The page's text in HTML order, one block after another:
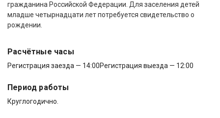
гражданина Российской Федерации. Для заселения детей
младше четырнадцати лет потребуется свидетельство о
рождении.
Расчётные часы
Регистрация заезда — 14:00Регистрация выезда — 12:00
Период работы
Круглогодично.